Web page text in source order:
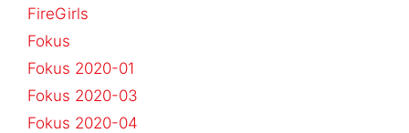
FireGirls
Fokus
Fokus 2020-01
Fokus 2020-03
Fokus 2020-04